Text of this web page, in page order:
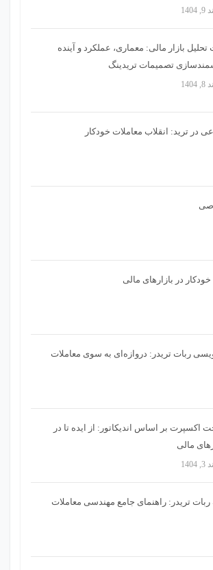
تحلیل بازار مالی: معماری، عملکرد و آینده
تصمیمات تریدینگ
ترید: انقلاب معاملات خودکار
در بازارهای مالی
ربات تریدر: دروازه‌ای به سوی معاملات
اکسپرت بر اساس اندیکاتور: از ایده تا در
مالی
ربات تریدر: راهنمای جامع مهندسی معاملات